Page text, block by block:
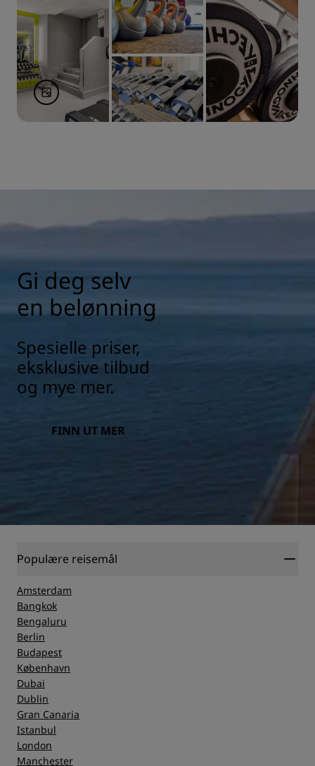
Gi deg selv
en belønning
Spesielle priser,
eksklusive tilbud
og mye mer.
FINN UT MER
Populære reisemål
Amsterdam
Bangkok
Bengaluru
Berlin
Budapest
København
Dubai
Dublin
Gran Canaria
Istanbul
London
Manchester